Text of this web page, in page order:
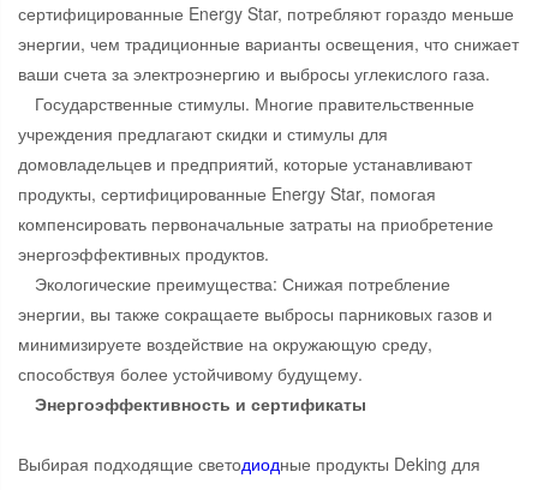
сертифицированные Energy Star, потребляют гораздо меньше
энергии, чем традиционные варианты освещения, что снижает
ваши счета за электроэнергию и выбросы углекислого газа.
Государственные стимулы. Многие правительственные
учреждения предлагают скидки и стимулы для
домовладельцев и предприятий, которые устанавливают
продукты, сертифицированные Energy Star, помогая
компенсировать первоначальные затраты на приобретение
энергоэффективных продуктов.
Экологические преимущества: Снижая потребление
энергии, вы также сокращаете выбросы парниковых газов и
минимизируете воздействие на окружающую среду,
способствуя более устойчивому будущему.
Энергоэффективность и сертификаты
Выбирая подходящие светодиодные продукты Deking для